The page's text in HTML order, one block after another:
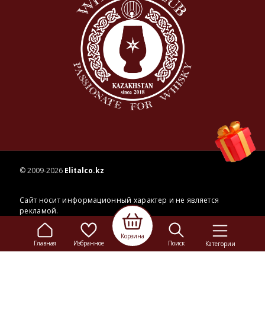
Главная Избранное
Корзина
Поиск
Категории
© 2009-2026
Сайт носит информационный характер и не является
рекламой.